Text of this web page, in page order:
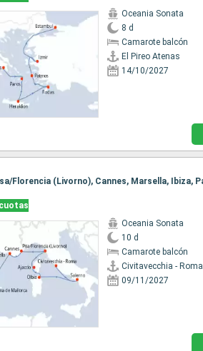
Oceania Sonata
8 d
Camarote balcón
El Pireo Atenas
14/10/2027
Oceania Sonata
10 d
Camarote balcón
Civitavecchia - Roma
09/11/2027